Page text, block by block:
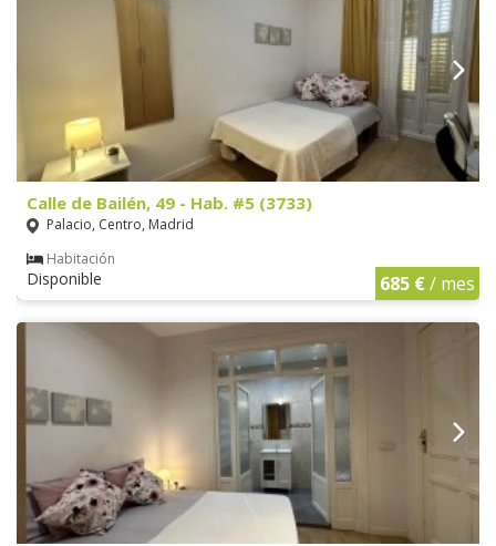
Calle de Bailén, 49 - Hab. #5 (3733)
Palacio, Centro, Madrid
Habitación
Disponible 685 €/ mes